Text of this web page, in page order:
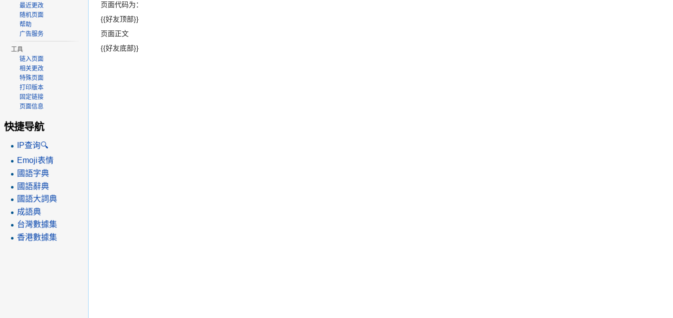
页面代码为：
{{好友顶部}}
页面正文
{{好友底部}}
最近更改
随机页面
帮助
广告服务
工具
链入页面
相关更改
特殊页面
打印版本
固定链接
页面信息
快捷导航
IP查询🔍
Emoji表情
國語字典
國語辭典
國語大詞典
成語典
台灣數據集
香港數據集